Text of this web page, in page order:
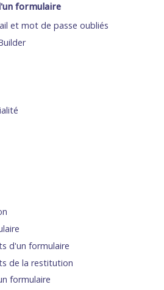
formulaire
et mot de passe oubliés
d'un formulaire
de la restitution
formulaire